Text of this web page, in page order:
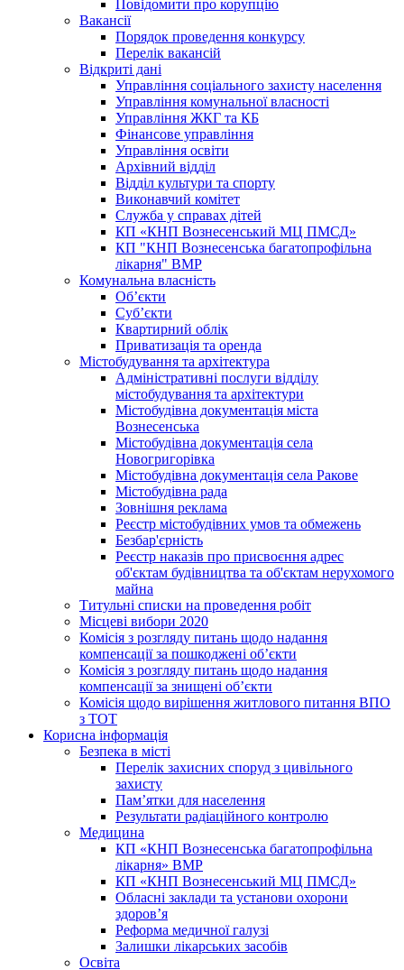
Повідомити про корупцію
Вакансії
Порядок проведення конкурсу
Перелік вакансій
Відкриті дані
Управління соціального захисту населення
Управління комунальної власності
Управління ЖКГ та КБ
Фінансове управління
Управління освіти
Архівний відділ
Відділ культури та спорту
Виконавчий комітет
Служба у справах дітей
КП «КНП Вознесенський МЦ ПМСД»
КП "КНП Вознесенська багатопрофільна
лікарня" ВМР
Комунальна власність
Об’єкти
Суб’єкти
Квартирний облік
Приватизація та оренда
Містобудування та архітектура
Адміністративні послуги відділу
містобудування та архітектури
Містобудівна документація міста
Вознесенська
Містобудівна документація села
Новогригорівка
Містобудівна документація села Ракове
Містобудівна рада
Зовнішня реклама
Реєстр містобудівних умов та обмежень
Безбар'єрність
Реєстр наказів про присвоєння адрес
об'єктам будівництва та об'єктам нерухомого
майна
Титульні списки на проведення робіт
Місцеві вибори 2020
Комісія з розгляду питань щодо надання
компенсації за пошкоджені об’єкти
Комісія з розгляду питань щодо надання
компенсації за знищені об’єкти
Комісія щодо вирішення житлового питання ВПО
з ТОТ
Корисна інформація
Безпека в місті
Перелік захисних споруд з цивільного
захисту
Пам’ятки для населення
Результати радіаційного контролю
Медицина
КП «КНП Вознесенська багатопрофільна
лікарня» ВМР
КП «КНП Вознесенський МЦ ПМСД»
Обласні заклади та установи охорони
здоров’я
Реформа медичної галузі
Залишки лікарських засобів
Освіта